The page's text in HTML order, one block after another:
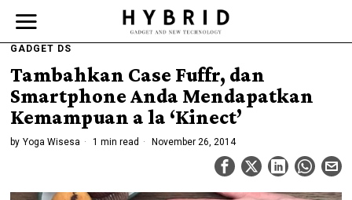
GADGET DS
Tambahkan Case Fuffr, dan
Smartphone Anda Mendapatkan
Kemampuan a la ‘Kinect’
by Yoga Wisesa 1 min read November 26, 2014